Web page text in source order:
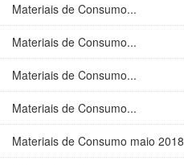
Materiais de Consumo...
Materiais de Consumo...
Materiais de Consumo...
Materiais de Consumo...
Materiais de Consumo maio 2018